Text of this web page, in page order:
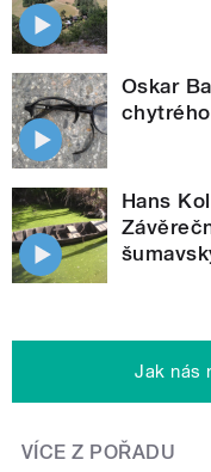
Oskar
Hans
Jak nás
VÍCE Z POŘADU